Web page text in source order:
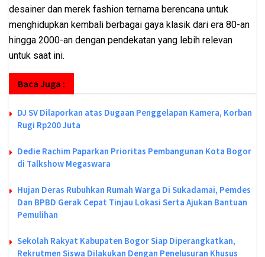
desainer dan merek fashion ternama berencana untuk
menghidupkan kembali berbagai gaya klasik dari era 80-an
hingga 2000-an dengan pendekatan yang lebih relevan
untuk saat ini.
Baca Juga :
DJ SV Dilaporkan atas Dugaan Penggelapan Kamera, Korban
Rugi Rp200 Juta
Dedie Rachim Paparkan Prioritas Pembangunan Kota Bogor
di Talkshow Megaswara
Hujan Deras Rubuhkan Rumah Warga Di Sukadamai, Pemdes
Dan BPBD Gerak Cepat Tinjau Lokasi Serta Ajukan Bantuan
Pemulihan
Sekolah Rakyat Kabupaten Bogor Siap Diperangkatkan,
Rekrutmen Siswa Dilakukan Dengan Penelusuran Khusus